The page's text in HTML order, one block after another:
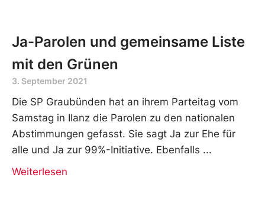
Ja-Parolen und gemeinsame Liste
mit den Grünen
3. September 2021
Die SP Graubünden hat an ihrem Parteitag vom
Samstag in Ilanz die Parolen zu den nationalen
Abstimmungen gefasst. Sie sagt Ja zur Ehe für
alle und Ja zur 99%-Initiative. Ebenfalls
Weiterlesen